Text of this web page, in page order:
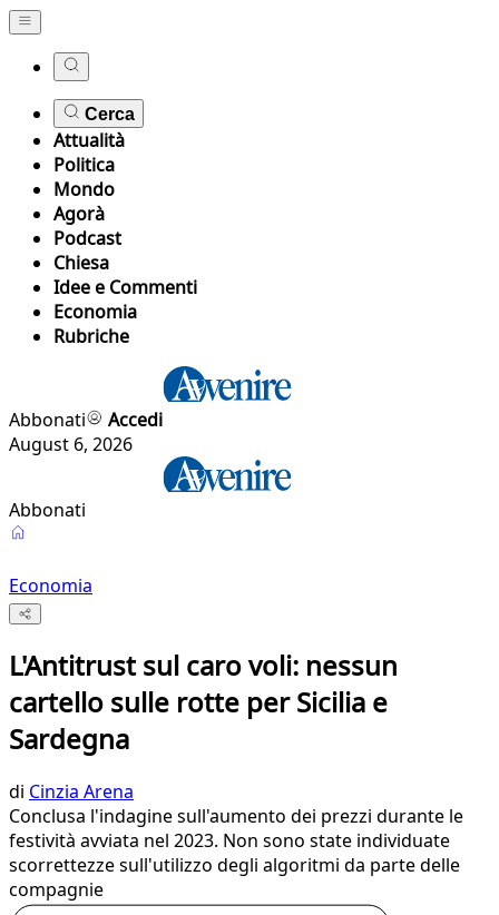
Cerca
Attualità
Politica
Mondo
Agorà
Podcast
Chiesa
Idee e Commenti
Economia
Rubriche
Abbonati
Accedi
August 6, 2026
Abbonati
Economia
L'Antitrust sul caro voli: nessun
cartello sulle rotte per Sicilia e
Sardegna
di Cinzia Arena
Conclusa l'indagine sull'aumento dei prezzi durante le
festività avviata nel 2023. Non sono state individuate
scorrettezze sull'utilizzo degli algoritmi da parte delle
compagnie